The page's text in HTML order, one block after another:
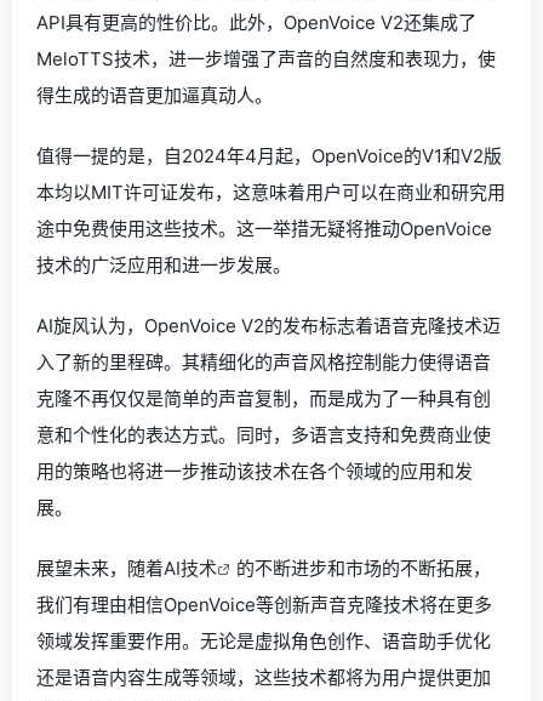
API具有更高的性价比。此外，OpenVoice V2还集成了
MeloTTS技术，进一步增强了声音的自然度和表现力，使
得生成的语音更加逼真动人。
值得一提的是，自2024年4月起，OpenVoice的V1和V2版
本均以MIT许可证发布，这意味着用户可以在商业和研究用
途中免费使用这些技术。这一举措无疑将推动OpenVoice
技术的广泛应用和进一步发展。
AI旋风认为，OpenVoice V2的发布标志着语音克隆技术迈
入了新的里程碑。其精细化的声音风格控制能力使得语音
克隆不再仅仅是简单的声音复制，而是成为了一种具有创
意和个性化的表达方式。同时，多语言支持和免费商业使
用的策略也将进一步推动该技术在各个领域的应用和发
展。
展望未来，随着AI技术
的不断进步和市场的不断拓展，
我们有理由相信OpenVoice等创新声音克隆技术将在更多
领域发挥重要作用。无论是虚拟角色创作、语音助手优化
还是语音内容生成等领域，这些技术都将为用户提供更加